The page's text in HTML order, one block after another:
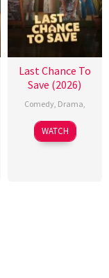
Last Chance To
Save (2026)
Comedy, Drama
WATCH